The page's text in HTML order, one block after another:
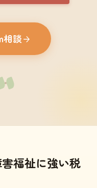
相談
福祉に強い税